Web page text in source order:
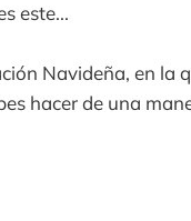
este...
Navideña, en la
hacer de una